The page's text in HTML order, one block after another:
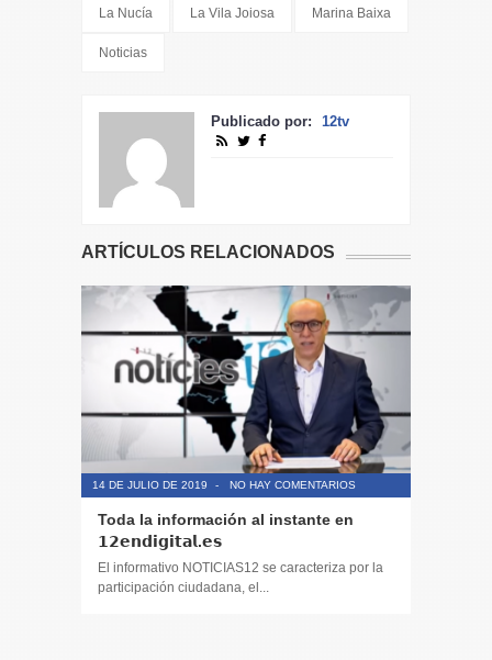
La Nucía La Vila Joiosa Marina Baixa
Noticias
Publicado por: 12tv
ARTÍCULOS RELACIONADOS
14 DE JULIO DE 2019 - NO HAY COMENTARIOS
Toda la información al instante en
𝟭𝟮𝗲𝗻𝗱𝗶𝗴𝗶𝘁𝗮𝗹.𝗲𝘀
El informativo NOTICIAS12 se caracteriza por la
participación ciudadana, el...